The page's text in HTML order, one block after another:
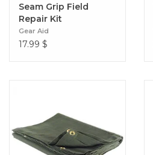
Seam Grip Field
Repair Kit
Gear Aid
17.99 $